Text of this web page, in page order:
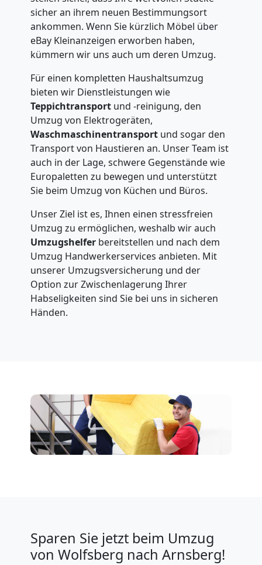
sicher an ihrem neuen Bestimmungsort
ankommen. Wenn Sie kürzlich Möbel über
eBay Kleinanzeigen erworben haben,
kümmern wir uns auch um deren Umzug.
Für einen kompletten Haushaltsumzug
bieten wir Dienstleistungen wie
Teppichtransport und -reinigung, den
Umzug von Elektrogeräten,
Waschmaschinentransport und sogar den
Transport von Haustieren an. Unser Team ist
auch in der Lage, schwere Gegenstände wie
Europaletten zu bewegen und unterstützt
Sie beim Umzug von Küchen und Büros.
Unser Ziel ist es, Ihnen einen stressfreien
Umzug zu ermöglichen, weshalb wir auch
Umzugshelfer bereitstellen und nach dem
Umzug Handwerkerservices anbieten. Mit
unserer Umzugsversicherung und der
Option zur Zwischenlagerung Ihrer
Habseligkeiten sind Sie bei uns in sicheren
Händen.
Sparen Sie jetzt beim Umzug
von Wolfsberg nach Arnsberg!